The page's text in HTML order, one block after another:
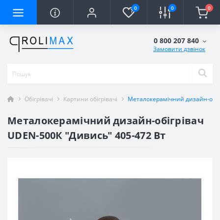
0 0 0
0 800 207 840
Замовити дзвінок
Обігрівачі Картини обігрівачі Металокерамічний дизайн-
Металокерамічний дизайн-обігрівач
UDEN-500К "Дивись" 405-472 Вт